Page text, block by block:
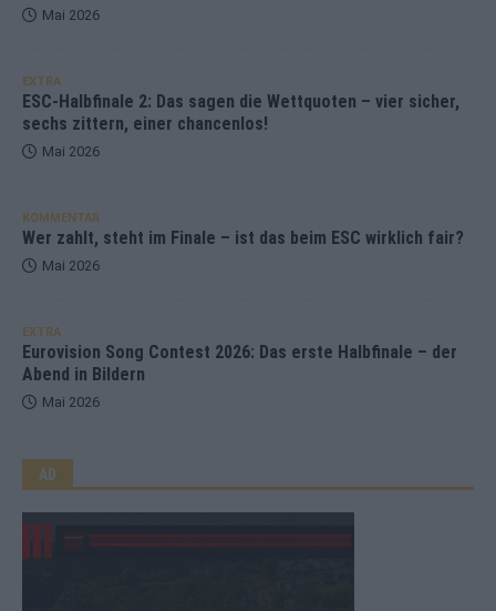
Mai 2026
EXTRA
ESC-Halbfinale 2: Das sagen die Wettquoten – vier sicher,
sechs zittern, einer chancenlos!
Mai 2026
KOMMENTAR
Wer zahlt, steht im Finale – ist das beim ESC wirklich fair?
Mai 2026
EXTRA
Eurovision Song Contest 2026: Das erste Halbfinale – der
Abend in Bildern
Mai 2026
AD